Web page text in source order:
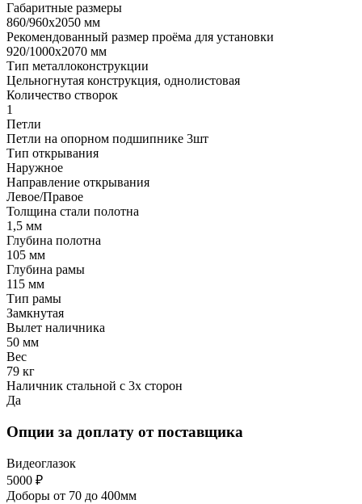
Габаритные размеры
860/960х2050 мм
Рекомендованный размер проёма для установки
920/1000х2070 мм
Тип металлоконструкции
Цельногнутая конструкция, однолистовая
Количество створок
1
Петли
Петли на опорном подшипнике 3шт
Тип открывания
Наружное
Направление открывания
Левое/Правое
Толщина стали полотна
1,5 мм
Глубина полотна
105 мм
Глубина рамы
115 мм
Тип рамы
Замкнутая
Вылет наличника
50 мм
Вес
79 кг
Наличник стальной с 3х сторон
Да
Опции за доплату от поставщика
Видеоглазок
5000 ₽
Доборы от 70 до 400мм